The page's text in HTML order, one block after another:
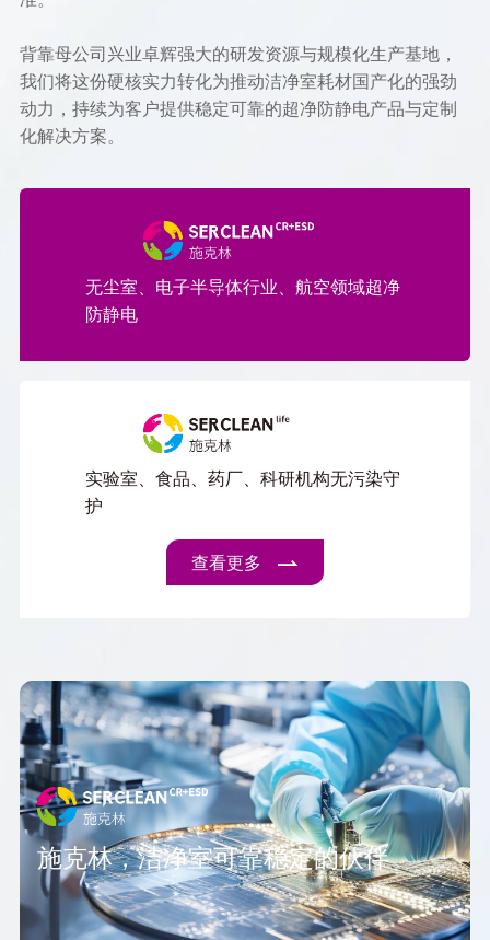
背靠母公司兴业卓辉强大的研发资源与规模化生产基地，
我们将这份硬核实力转化为推动洁净室耗材国产化的强劲
动力，持续为客户提供稳定可靠的超净防静电产品与定制
化解决方案。
无尘室、电子半导体行业、航空领域超净
防静电
实验室、食品、药厂、科研机构无污染守
护
查看更多
施克林，洁净室可靠稳定的伙伴